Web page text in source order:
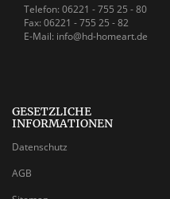
Telefon: 06221 - 755 25 - 80
Fax: 06221 - 755 25 - 82
E-Mail: info@hd-homeart.de
GESETZLICHE
INFORMATIONEN
Datenschutz
AGB